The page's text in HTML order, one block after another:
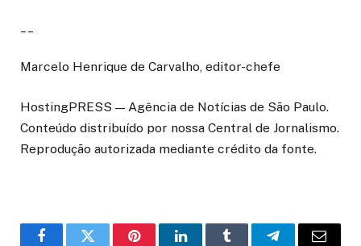
Marcelo Henrique de Carvalho, editor-chefe
HostingPRESS — Agência de Notícias de São Paulo.
Conteúdo distribuído por nossa Central de Jornalismo.
Reprodução autorizada mediante crédito da fonte.